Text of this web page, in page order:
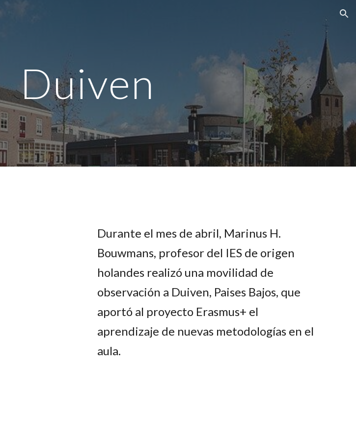
Duiven
Durante el mes de abril, Marinus H.
Bouwmans, profesor del IES de origen
holandes realizó una movilidad de
observación a Duiven, Paises Bajos, que
aportó al proyecto Erasmus+ el
aprendizaje de nuevas metodologías en el
aula.